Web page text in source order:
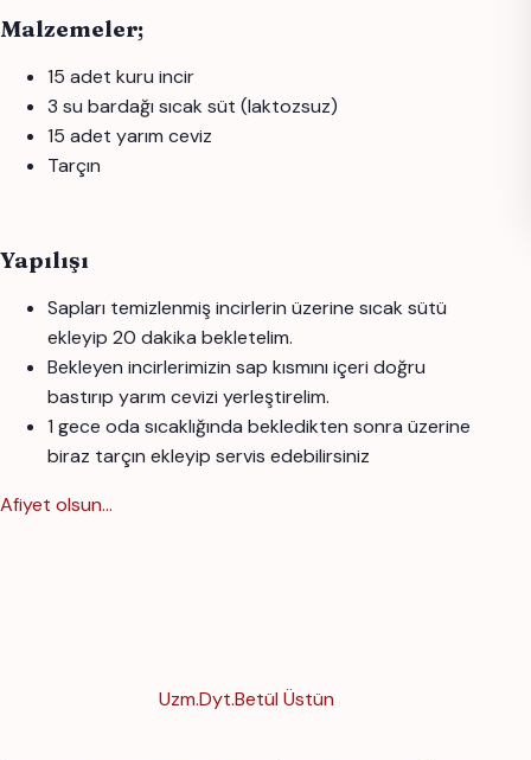
Malzemeler;
15 adet kuru incir
3 su bardağı sıcak süt (laktozsuz)
15 adet yarım ceviz
Tarçın
Yapılışı
Sapları temizlenmiş incirlerin üzerine sıcak sütü
ekleyip 20 dakika bekletelim.
Bekleyen incirlerimizin sap kısmını içeri doğru
bastırıp yarım cevizi yerleştirelim.
1 gece oda sıcaklığında bekledikten sonra üzerine
biraz tarçın ekleyip servis edebilirsiniz
Afiyet olsun...
Uzm.Dyt.Betül Üstün